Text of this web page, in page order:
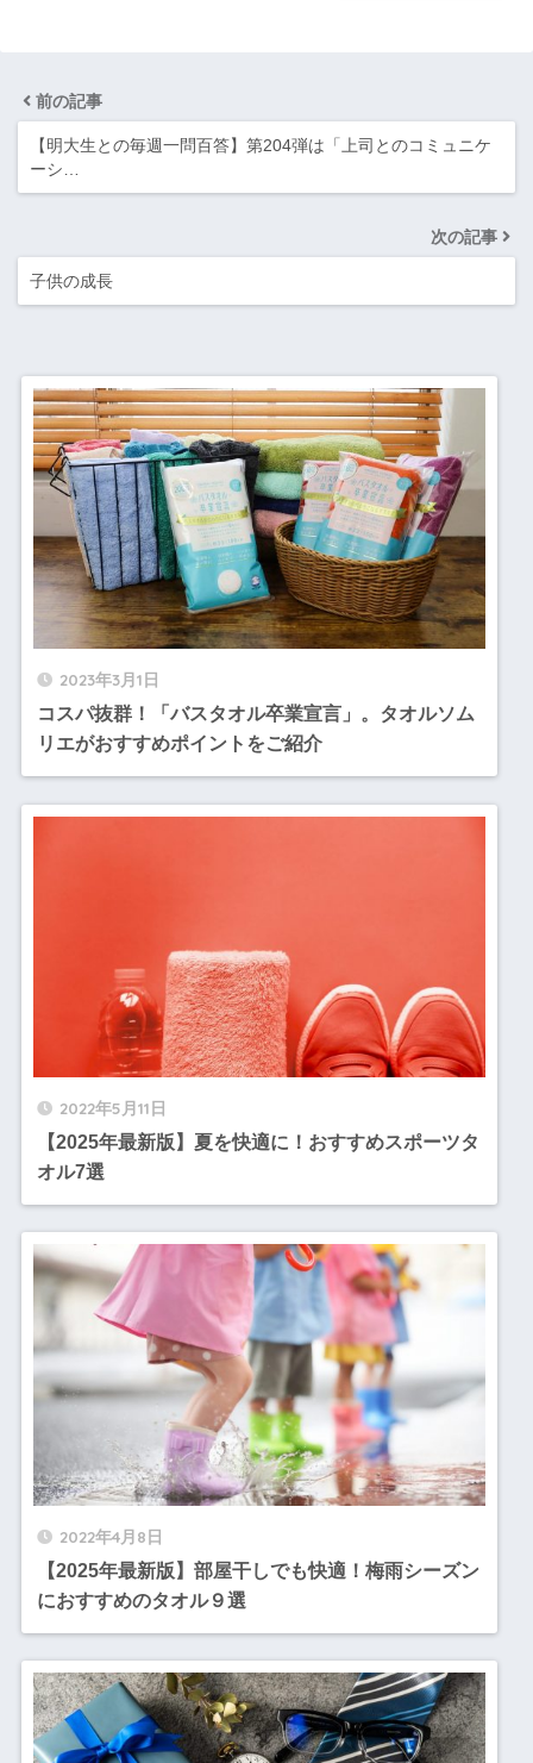
前の記事
【明大生との毎週一問百答】第204弾は「上司とのコミュニケ
ーシ…
次の記事
子供の成長
2023年3月1日
コスパ抜群！「バスタオル卒業宣言」。タオルソム
リエがおすすめポイントをご紹介
2022年5月11日
【2025年最新版】夏を快適に！おすすめスポーツタ
オル7選
2022年4月8日
【2025年最新版】部屋干しでも快適！梅雨シーズン
におすすめのタオル９選